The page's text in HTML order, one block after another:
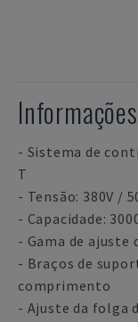
- Sistema de
T
- Tensão: 380V /
- Capacidade:
- Gama de ajuste
- Braços de
comprimento
- Ajuste da folga